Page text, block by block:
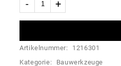
Artikelnummer:
1216301
Kategorie:
Bauwerkzeuge